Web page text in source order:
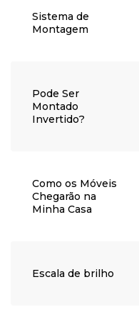
Sistema de
Montagem
Pode Ser
Montado
Invertido?
Como os Móveis
Chegarão na
Minha Casa
Escala de brilho